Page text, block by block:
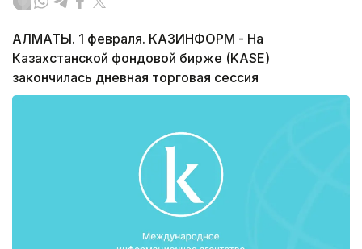
АЛМАТЫ. 1 февраля. КАЗИНФОРМ - На
Казахстанской фондовой бирже (KASE)
закончилась дневная торговая сессия